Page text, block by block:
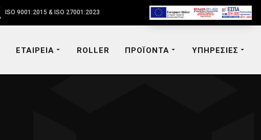
ISO 9001:2015 & ISO 27001:2023
ΕΤΑΙΡΕΙΑ ROLLER ΠΡΟΪΟΝΤΑ ΥΠΗΡΕΣΙΕΣ